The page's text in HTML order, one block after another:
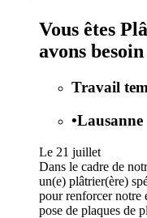
Vous êtes
avons
Travail
•Lausanne
Le 21 juillet
Dans le cadre de
un(e) plâtrier(ère)
pour renforcer notre
pose de plaques de